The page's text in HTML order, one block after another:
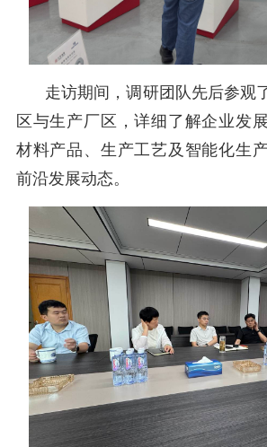
走访期间，调研团队先后参观
区与生产厂区，详细了解企业发
材料产品、生产工艺及智能化生
前沿发展动态。